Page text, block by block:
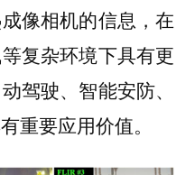
像相机的信息，在
复杂环境下具有更
驾驶、智能安防、
重要应用价值。